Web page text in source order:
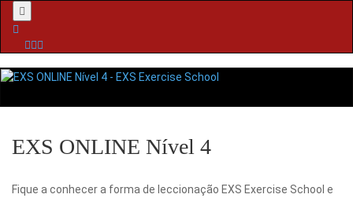
Menu
EXS ONLINE Nível 4
Fique a conhecer a forma de leccionação EXS Exercise School e